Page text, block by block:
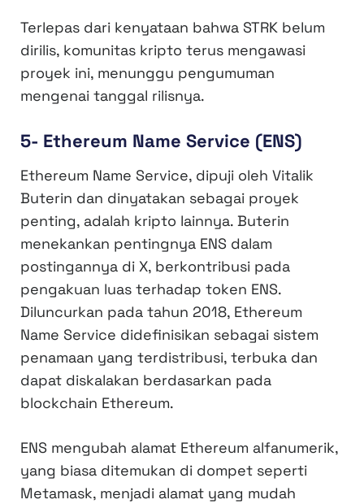
Terlepas dari kenyataan bahwa STRK belum
dirilis, komunitas kripto terus mengawasi
proyek ini, menunggu pengumuman
mengenai tanggal rilisnya.
5- Ethereum Name Service (ENS)
Ethereum Name Service, dipuji oleh Vitalik
Buterin dan dinyatakan sebagai proyek
penting, adalah kripto lainnya. Buterin
menekankan pentingnya ENS dalam
postingannya di X, berkontribusi pada
pengakuan luas terhadap token ENS.
Diluncurkan pada tahun 2018, Ethereum
Name Service didefinisikan sebagai sistem
penamaan yang terdistribusi, terbuka dan
dapat diskalakan berdasarkan pada
blockchain Ethereum.
ENS mengubah alamat Ethereum alfanumerik,
yang biasa ditemukan di dompet seperti
Metamask, menjadi alamat yang mudah